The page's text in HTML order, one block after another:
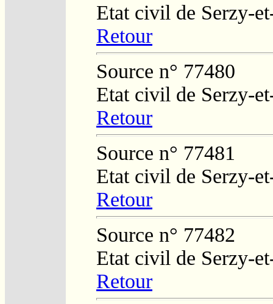
Etat civil de Serzy-
Retour
Source n° 77480
Etat civil de Serzy-
Retour
Source n° 77481
Etat civil de Serzy-
Retour
Source n° 77482
Etat civil de Serzy-
Retour